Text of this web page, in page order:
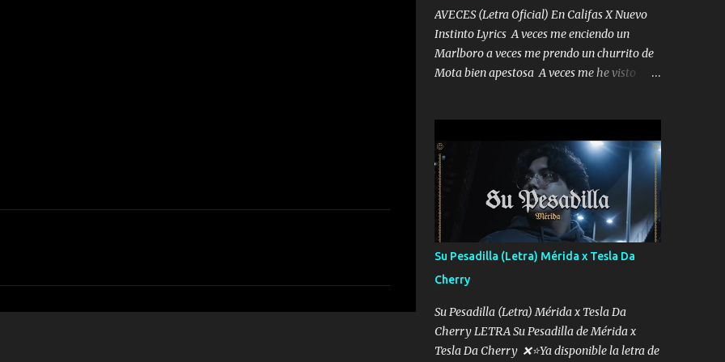
AVECES (Letra Oficial) En Califas X Nuevo
Instinto Lyrics A veces me enciendo un
Marlboro a veces me prendo un churrito de
Mota bien apestosa A veces me he visto
me mandó yo tengo el control a todos yo les
paro el dedo soy hocicon un malcriado un
malandrón Que Les importa no saben nada
falsas las risas las que me miran hay gente
corriente no quieren verte subir de level
trucha mis plebes Música A veces me pongo
un sombrero a veces me ven la cachucha de
lado con la mirada siempre en alto A veces
me fajó una super o a veces me fajó una
Glock siempre armado todas las
generaciones yo traigo El chiste es que hago
Su Pesadilla (Letra) Mérida x Tesla Da
Cherry
Su Pesadilla (Letra) Mérida x Tesla Da
Cherry LETRA Su Pesadilla de Mérida x
Tesla Da Cherry ❌⭐Ya disponible la letra de